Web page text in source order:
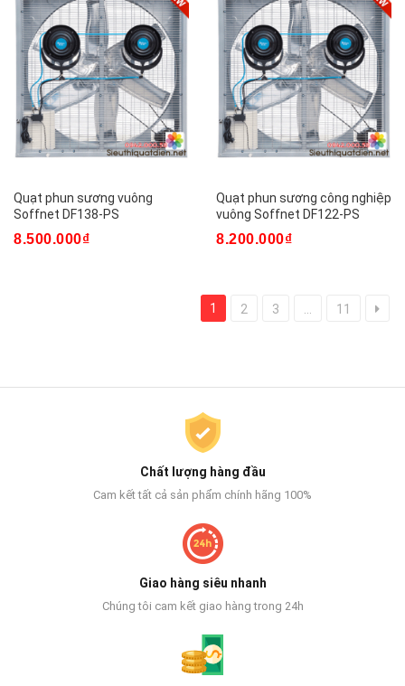
Quạt phun sương vuông
Soffnet DF138-PS
8.500.000₫
Quạt phun sương công nghiệp
vuông Soffnet DF122-PS
8.200.000₫
1 2 3 11
Chất lượng hàng đầu
Cam kết tất cả sản phẩm chính hãng 100%
Giao hàng siêu nhanh
Chúng tôi cam kết giao hàng trong 24h